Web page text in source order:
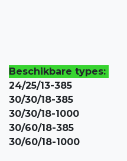
Beschikbare types:
24/25/13-385
30/30/18-385
30/30/18-1000
30/60/18-385
30/60/18-1000